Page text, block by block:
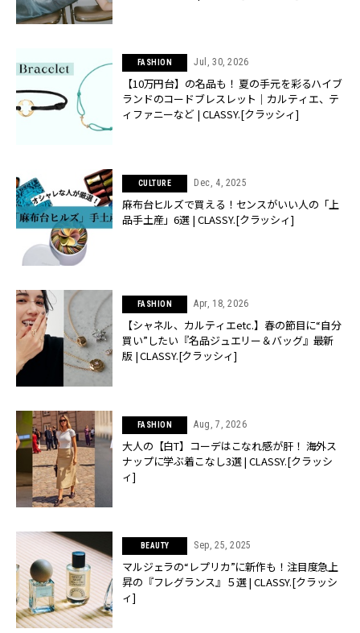
FASHION Jul, 30, 2026
【10万円台】の名品も！ 夏の手元を彩るハイブ
ランドのコードブレスレット｜カルティエ、テ
ィファニーなど | CLASSY.[クラッシィ]
CULTURE Dec, 4, 2025
麻布台ヒルズで買える！センスがいい人の「上
品手土産」6選 | CLASSY.[クラッシィ]
FASHION Apr, 18, 2026
【シャネル、カルティエetc.】春の節目に“自分
買い”したい『名品ジュエリー＆バッグ』最新
版 | CLASSY.[クラッシィ]
FASHION Aug, 7, 2026
大人の【白T】コーデはこなれ感が肝！ 海外ス
ナップに学ぶ着こなし3選 | CLASSY.[クラッシ
ィ]
BEAUTY Sep, 25, 2025
マルジェラの“レプリカ”に新作も！注目度急上
昇の『フレグランス』５選 | CLASSY.[クラッシ
ィ]